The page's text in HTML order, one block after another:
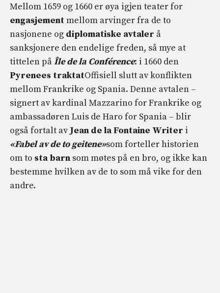
Mellom 1659 og 1660 er øya igjen teater for
engasjementmellom arvinger fra de to
nasjonene og diplomatiske avtaler å
sanksjonere den endelige freden, så mye at
tittelen påÎle de la Conférence: i 1660 den
Pyrenees traktatOffisiell slutt av konflikten
mellom Frankrike og Spania. Denne avtalen –
signert av kardinal Mazzarino for Frankrike og
ambassadøren Luis de Haro for Spania – blir
også fortalt av Jean de la Fontaine Writer i
«Fabel av de to geitene»som forteller historien
om to sta barn som møtes på en bro, og ikke kan
bestemme hvilken av de to som må vike for den
andre.